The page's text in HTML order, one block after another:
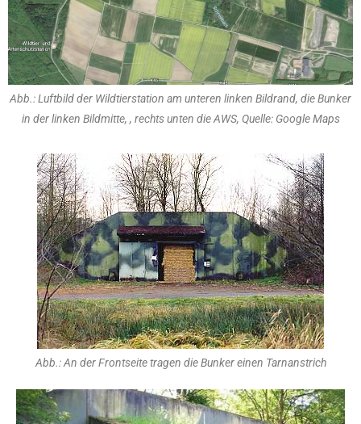
Abb.: Luftbild der Wildtierstation am unteren linken Bildrand, die Bunker
in der linken Bildmitte, , rechts unten die AWS, Quelle: Google Maps
Abb.: An der Frontseite tragen die Bunker einen Tarnanstrich